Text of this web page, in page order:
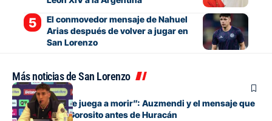
El conmovedor mensaje de Nahuel
Arias después de volver a jugar en
San Lorenzo
Más noticias de San Lorenzo
Fútbol
“Cada pelota se juega a morir”: Auzmendi y el mensaje que
transmitió de Gorosito antes de Huracán